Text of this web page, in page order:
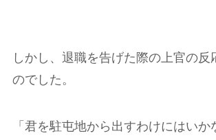
しかし、退職を告げた際の上官の反
のでした。
「君を駐屯地から出すわけにはいか